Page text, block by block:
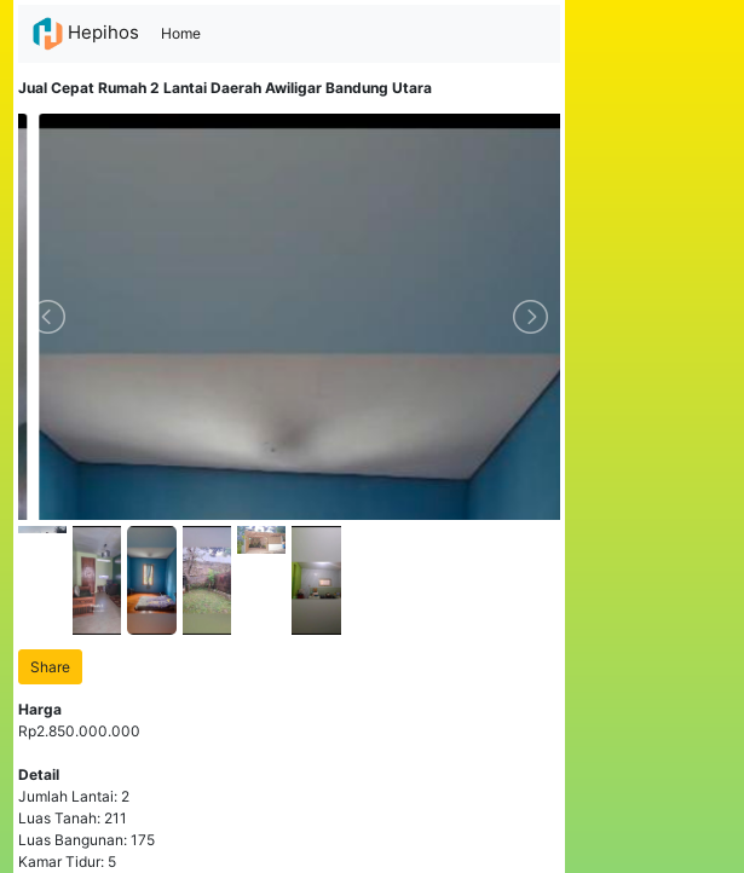
Hepihos Home(current)
Jual Cepat Rumah 2 Lantai Daerah Awiligar Bandung Utara
Share
Harga
Rp2.850.000.000
Detail
Jumlah Lantai: 2
Luas Tanah: 211
Luas Bangunan: 175
Kamar Tidur: 5